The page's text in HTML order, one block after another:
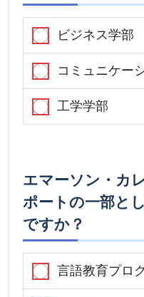
ビジネス学部
コミュニケー
工学学部
エマーソン・カ
ポートの一部と
ですか？
言語教育プロ